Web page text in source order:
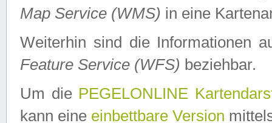
Map Service (WMS) in eine
Weiterhin sind die Informationen
Feature Service (WFS) beziehbar.
Um die PEGELONLINE
kann eine einbettbare Version